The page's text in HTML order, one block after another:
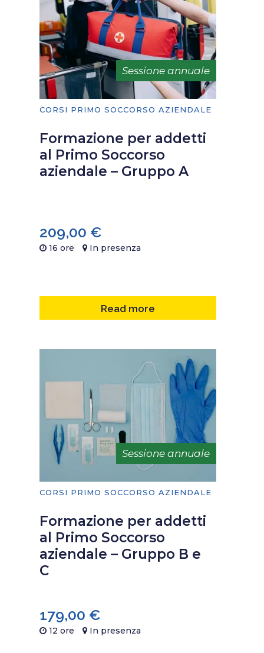
Sessione annuale
CORSI PRIMO SOCCORSO AZIENDALE
Formazione per addetti
al Primo Soccorso
aziendale – Gruppo A
209,00 €
16 ore In presenza
Read more
Sessione annuale
CORSI PRIMO SOCCORSO AZIENDALE
Formazione per addetti
al Primo Soccorso
aziendale – Gruppo B e
C
179,00 €
12 ore In presenza